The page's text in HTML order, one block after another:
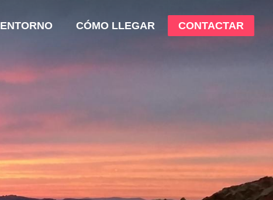
ENTORNO CÓMO LLEGAR CONTACTAR